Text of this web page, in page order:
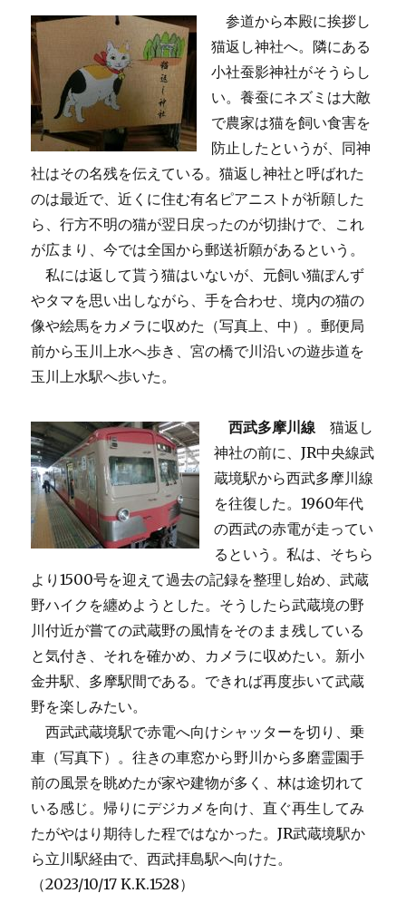
参道から本殿に挨拶し
猫返し神社へ。隣にある
小社蚕影神社がそうらし
い。養蚕にネズミは大敵
で農家は猫を飼い食害を
防止したというが、同神
社はその名残を伝えている。猫返し神社と呼ばれた
のは最近で、近くに住む有名ピアニストが祈願した
ら、行方不明の猫が翌日戻ったのが切掛けで、これ
が広まり、今では全国から郵送祈願があるという。
私には返して貰う猫はいないが、元飼い猫ぽんず
やタマを思い出しながら、手を合わせ、境内の猫の
像や絵馬をカメラに収めた（写真上、中）。郵便局
前から玉川上水へ歩き、宮の橋で川沿いの遊歩道を
玉川上水駅へ歩いた。
西武多摩川線 猫返し
神社の前に、JR中央線武
蔵境駅から西武多摩川線
を往復した。1960年代
の西武の赤電が走ってい
るという。私は、そちら
より1500号を迎えて過去の記録を整理し始め、武蔵
野ハイクを纏めようとした。そうしたら武蔵境の野
川付近が嘗ての武蔵野の風情をそのまま残している
と気付き、それを確かめ、カメラに収めたい。新小
金井駅、多摩駅間である。できれば再度歩いて武蔵
野を楽しみたい。
西武武蔵境駅で赤電へ向けシャッターを切り、乗
車（写真下）。往きの車窓から野川から多磨霊園手
前の風景を眺めたが家や建物が多く、林は途切れて
いる感じ。帰りにデジカメを向け、直ぐ再生してみ
たがやはり期待した程ではなかった。JR武蔵境駅か
ら立川駅経由で、西武拝島駅へ向けた。
（2023/10/17 K.K.1528）